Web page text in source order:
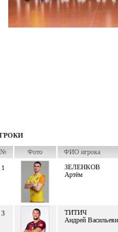
№ Фото ФИО игрока
1
ЗЕЛЕНКОВ
Артём
3
ТИТИЧ
Андрей